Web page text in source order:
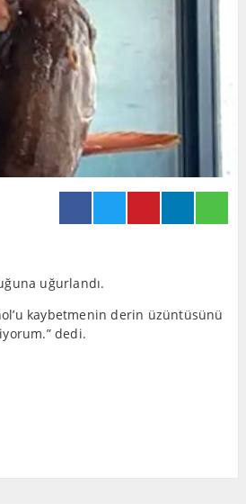
uğurlandı.
kaybetmenin derin üzüntüsünü
dedi.